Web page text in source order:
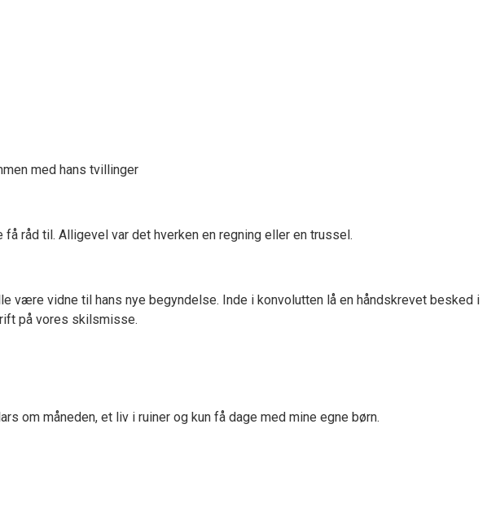
med hans tvillinger
råd til. Alligevel var det hverken en regning eller en trussel.
være vidne til hans nye begyndelse. Inde i konvolutten lå en håndskrevet besked i
på vores skilsmisse.
om måneden, et liv i ruiner og kun få dage med mine egne børn.